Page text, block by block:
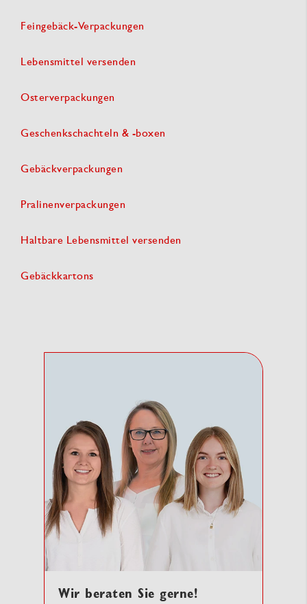
Feingebäck-Verpackungen
Lebensmittel versenden
Osterverpackungen
Geschenkschachteln & -boxen
Gebäckverpackungen
Pralinenverpackungen
Haltbare Lebensmittel versenden
Gebäckkartons
Wir beraten Sie gerne!